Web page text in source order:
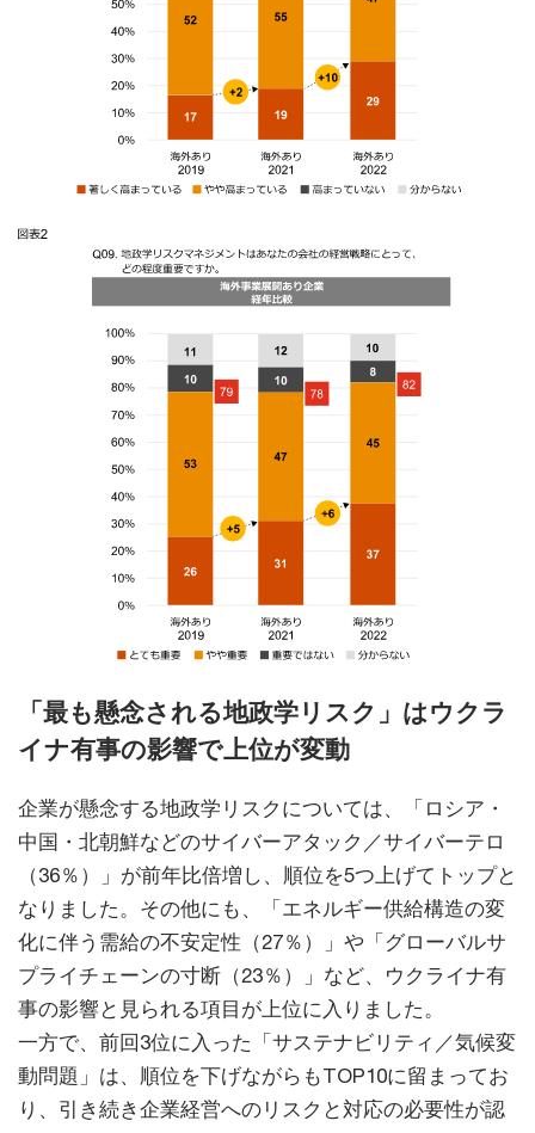
「最も懸念される地政学リスク」はウクラ
イナ有事の影響で上位が変動
企業が懸念する地政学リスクについては、「ロシア・
中国・北朝鮮などのサイバーアタック／サイバーテロ
（36％）」が前年比倍増し、順位を5つ上げてトップと
なりました。その他にも、「エネルギー供給構造の変
化に伴う需給の不安定性（27％）」や「グローバルサ
プライチェーンの寸断（23％）」など、ウクライナ有
事の影響と見られる項目が上位に入りました。
一方で、前回3位に入った「サステナビリティ／気候変
動問題」は、順位を下げながらもTOP10に留まってお
り、引き続き企業経営へのリスクと対応の必要性が認